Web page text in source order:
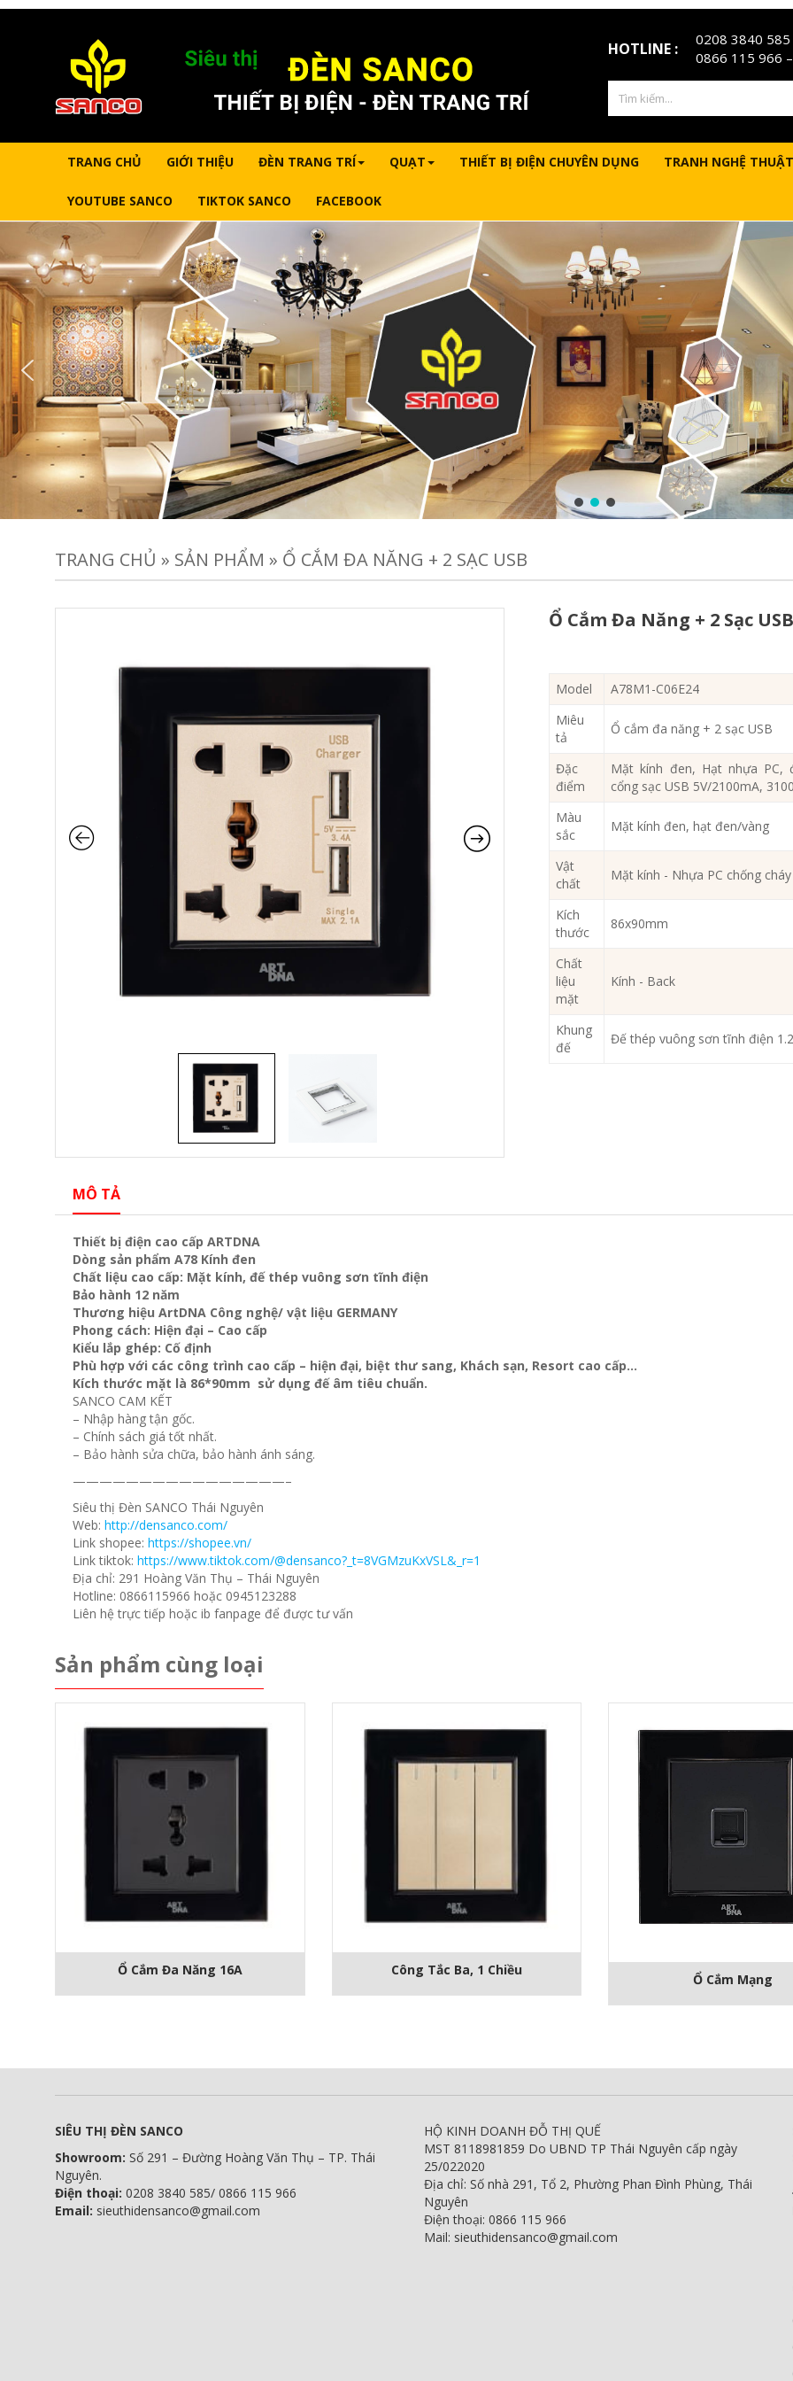
HOTLINE : 0208 3840 585
0866 115 966
TRANG CHỦ GIỚI THIỆU ĐÈN TRANG TRÍ QUẠT THIẾT BỊ ĐIỆN CHUYÊN DỤNG TRANH NGHỆ
YOUTUBE SANCO TIKTOK SANCO FACEBOOK
TRANG CHỦ » SẢN PHẨM » Ổ CẮM ĐA NĂNG + 2 SẠC USB
Ổ Cắm Đa Năng + 2 Sạc USB
Model
A78M1-C06E24
Miêu
tả
Ổ cắm đa năng + 2 sạc USB
Đặc
điểm
Mặt kính đen, Hạt nhựa PC,
cổng sạc USB 5V/2100mA,
Màu
sắc
Mặt kính đen, hạt đen/vàng
Vật
chất
Mặt kính - Nhựa PC chống
Kích
thước
86x90mm
Chất
liệu
mặt
Kính - Back
Khung
đế
Đế thép vuông sơn tĩnh điện
MÔ TẢ
Thiết bị điện cao cấp ARTDNA
Dòng sản phẩm A78 Kính đen
Chất liệu cao cấp: Mặt kính, đế thép vuông sơn tĩnh điện
Bảo hành 12 năm
Thương hiệu ArtDNA Công nghệ/ vật liệu GERMANY
Phong cách: Hiện đại – Cao cấp
Kiểu lắp ghép: Cố định
Phù hợp với các công trình cao cấp – hiện đại, biệt thư sang, Khách sạn, Resort cao cấp…
Kích thước mặt là 86*90mm sử dụng đế âm tiêu chuẩn.
SANCO CAM KẾT
– Nhập hàng tận gốc.
– Chính sách giá tốt nhất.
– Bảo hành sửa chữa, bảo hành ánh sáng.
————————————————–
Siêu thị Đèn SANCO Thái Nguyên
Web: http://densanco.com/
Link shopee: https://shopee.vn/
Link tiktok: https://www.tiktok.com/@densanco?_t=8VGMzuKxVSL&_r=1
Địa chỉ: 291 Hoàng Văn Thụ – Thái Nguyên
Hotline: 0866115966 hoặc 0945123288
Liên hệ trực tiếp hoặc ib fanpage để được tư vấn
Sản phẩm cùng loại
Ổ Cắm Đa Năng 16A Công Tắc Ba, 1 Chiều
Ổ Cắm Mạng
SIÊU THỊ ĐÈN SANCO
Showroom: Số 291 – Đường Hoàng Văn Thụ – TP. Thái
Nguyên.
Điện thoại: 0208 3840 585/ 0866 115 966
Email: sieuthidensanco@gmail.com
HỘ KINH DOANH ĐỖ THỊ QUẾ
MST 8118981859 Do UBND TP Thái Nguyên cấp ngày
25/022020
Địa chỉ: Số nhà 291, Tổ 2, Phường Phan Đình Phùng, Thái
Nguyên
Điện thoại: 0866 115 966
Mail: sieuthidensanco@gmail.com